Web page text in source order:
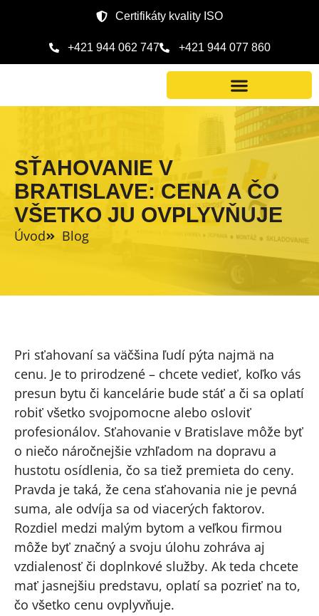
Certifikáty kvality ISO
+421 944 062 747 +421 944 077 860
SŤAHOVANIE V
BRATISLAVE: CENA A ČO
VŠETKO JU OVPLYVŇUJE
Úvod Blog
Pri sťahovaní sa väčšina ľudí pýta najmä na
cenu. Je to prirodzené – chcete vedieť, koľko vás
presun bytu či kancelárie bude stáť a či sa oplatí
robiť všetko svojpomocne alebo osloviť
profesionálov. Sťahovanie v Bratislave môže byť
o niečo náročnejšie vzhľadom na dopravu a
hustotu osídlenia, čo sa tiež premieta do ceny.
Pravda je taká, že cena sťahovania nie je pevná
suma, ale odvíja sa od viacerých faktorov.
Rozdiel medzi malým bytom a veľkou firmou
môže byť značný a svoju úlohu zohráva aj
vzdialenosť či doplnkové služby. Ak teda chcete
mať jasnejšiu predstavu, oplatí sa pozrieť na to,
čo všetko cenu ovplyvňuje.